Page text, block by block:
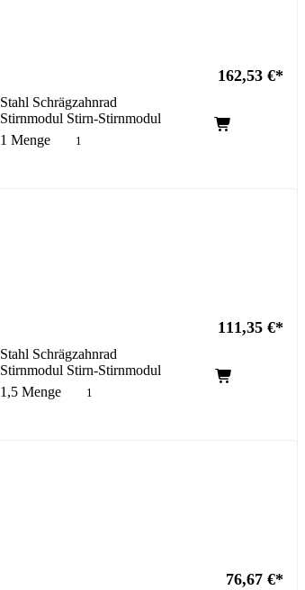
162,53 €
Stahl Schrägzahnrad
Stirnmodul Stirn-Stirnmodul
1 Menge
111,35 €
Stahl Schrägzahnrad
Stirnmodul Stirn-Stirnmodul
1,5 Menge
76,67 €